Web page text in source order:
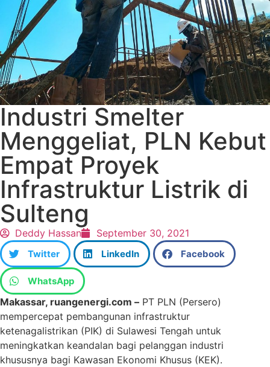
Industri Smelter
Menggeliat, PLN Kebut
Empat Proyek
Infrastruktur Listrik di
Sulteng
Deddy Hassan September 30, 2021
Twitter LinkedIn Facebook
WhatsApp
Makassar, ruangenergi.com – PT PLN (Persero)
mempercepat pembangunan infrastruktur
ketenagalistrikan (PIK) di Sulawesi Tengah untuk
meningkatkan keandalan bagi pelanggan industri
khususnya bagi Kawasan Ekonomi Khusus (KEK).